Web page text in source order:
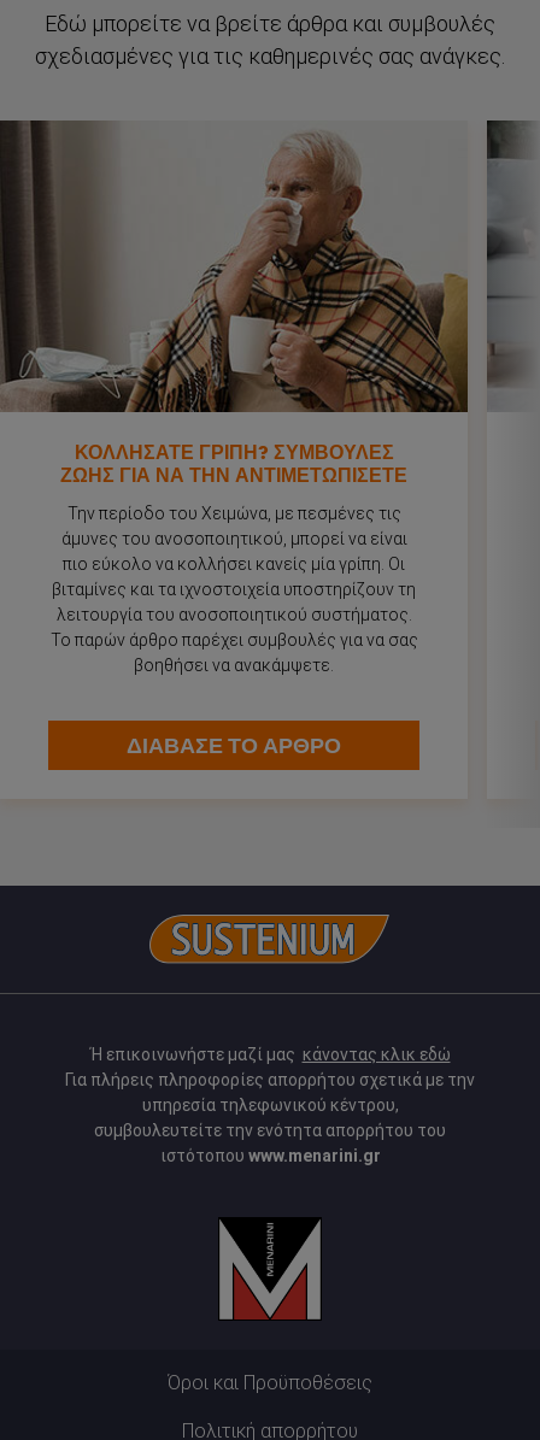
Εδώ μπορείτε να βρείτε άρθρα και συμβουλές
σχεδιασμένες για τις καθημερινές σας ανάγκες.
ΚΟΛΛΗΣΑΤΕ ΓΡΙΠΗ? ΣΥΜΒΟΥΛΕΣ
ΖΩΗΣ ΓΙΑ ΝΑ ΤΗΝ ΑΝΤΙΜΕΤΩΠΙΣΕΤΕ
Την περίοδο του Χειμώνα, με πεσμένες τις
άμυνες του ανοσοποιητικού, μπορεί να είναι
πιο εύκολο να κολλήσει κανείς μία γρίπη. Οι
βιταμίνες και τα ιχνοστοιχεία υποστηρίζουν τη
λειτουργία του ανοσοποιητικού συστήματος.
Το παρών άρθρο παρέχει συμβουλές για να σας
βοηθήσει να ανακάμψετε.
ΔΙΑΒΑΣΕ ΤΟ ΑΡΘΡΟ
Ή επικοινωνήστε μαζί μας κάνοντας κλικ εδώ
Για πλήρεις πληροφορίες απορρήτου σχετικά με την
υπηρεσία τηλεφωνικού κέντρου,
συμβουλευτείτε την ενότητα απορρήτου του
ιστότοπου www.menarini.gr
Όροι και Προϋποθέσεις
Πολιτική απορρήτου
ΒΡΕΙΤΕ ΤΟ ΚΑΤΑΛΛΗΛΟ ΠΡΟΪΟΝ ΓΙΑ ΕΣΑΣ